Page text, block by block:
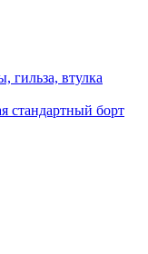
стандартный борт